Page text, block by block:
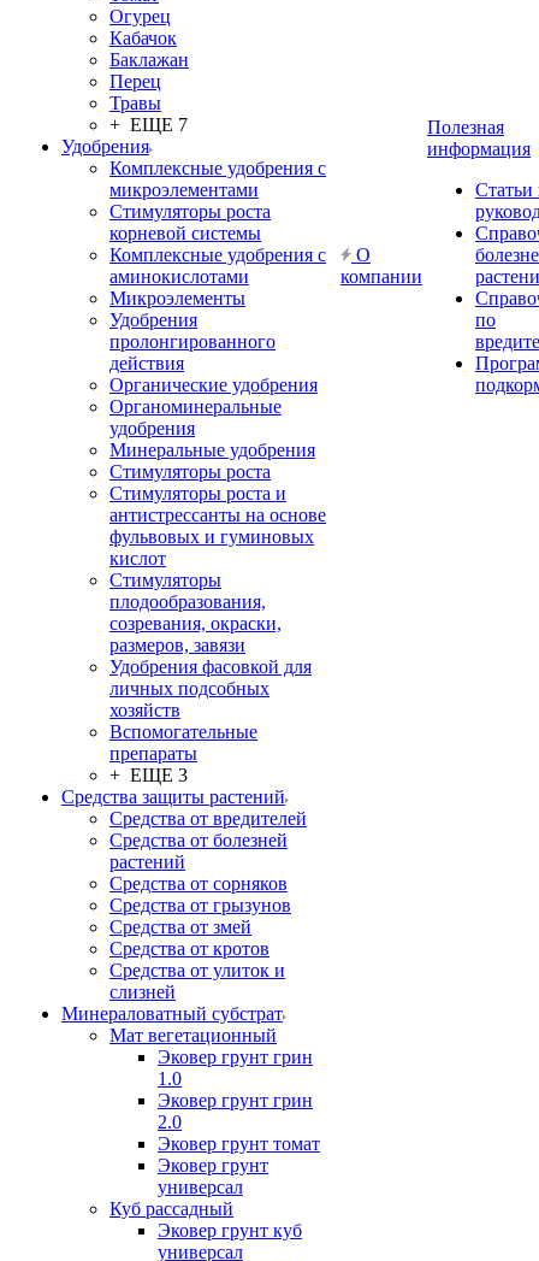
Огурец
Кабачок
Баклажан
Перец
Травы
+ ЕЩЕ 7
Удобрения
Комплексные удобрения с
микроэлементами
Стимуляторы роста
корневой системы
Комплексные удобрения с
аминокислотами
Микроэлементы
Удобрения
пролонгированного
действия
Органические удобрения
Органоминеральные
удобрения
Минеральные удобрения
Стимуляторы роста
Стимуляторы роста и
антистрессанты на основе
фульвовых и гуминовых
кислот
Стимуляторы
плодообразования,
созревания, окраски,
размеров, завязи
Удобрения фасовкой для
личных подсобных
хозяйств
Вспомогательные
препараты
+ ЕЩЕ 3
Средства защиты растений
Средства от вредителей
Средства от болезней
растений
Средства от сорняков
Средства от грызунов
Средства от змей
Средства от кротов
Средства от улиток и
слизней
Минераловатный субстрат
Мат вегетационный
Эковер грунт грин
1.0
Эковер грунт грин
2.0
Эковер грунт томат
Эковер грунт
универсал
Куб рассадный
Эковер грунт куб
универсал
О
компании
Полезная
информация
Статьи
по